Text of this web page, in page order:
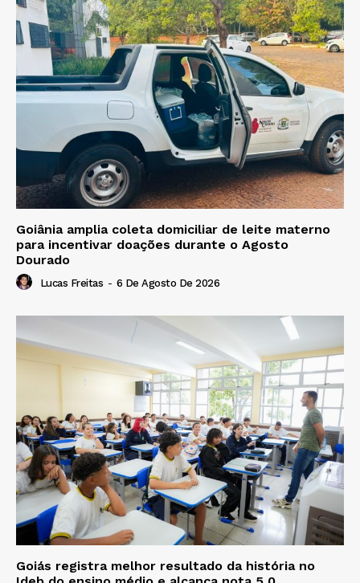
Goiânia amplia coleta domiciliar de leite materno
para incentivar doações durante o Agosto
Dourado
Lucas Freitas - 6 De Agosto De 2026
Goiás registra melhor resultado da história no